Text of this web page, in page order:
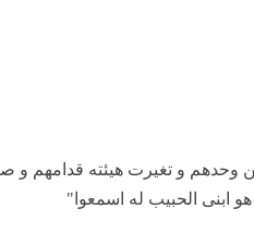
و تغيرت هيئته قدامهم و
ابنى الحبيب له اسمعوا"